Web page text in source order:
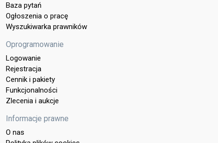
Baza pytań
Ogłoszenia o pracę
Wyszukiwarka prawników
Oprogramowanie
Logowanie
Rejestracja
Cennik i pakiety
Funkcjonalności
Zlecenia i aukcje
Informacje prawne
O nas